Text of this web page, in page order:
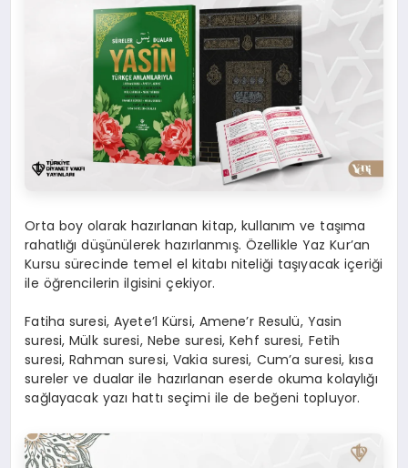
Orta boy olarak hazırlanan kitap, kullanım ve taşıma
rahatlığı düşünülerek hazırlanmış. Özellikle Yaz Kur’an
Kursu sürecinde temel el kitabı niteliği taşıyacak içeriği
ile öğrencilerin ilgisini çekiyor.
Fatiha suresi, Ayete’l Kürsi, Amene’r Resulü, Yasin
suresi, Mülk suresi, Nebe suresi, Kehf suresi, Fetih
suresi, Rahman suresi, Vakia suresi, Cum’a suresi, kısa
sureler ve dualar ile hazırlanan eserde okuma kolaylığı
sağlayacak yazı hattı seçimi ile de beğeni topluyor.